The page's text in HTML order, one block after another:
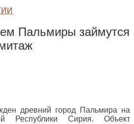
Пальмиры займутся
древний город Пальмира на
Республики Сирия. Объект